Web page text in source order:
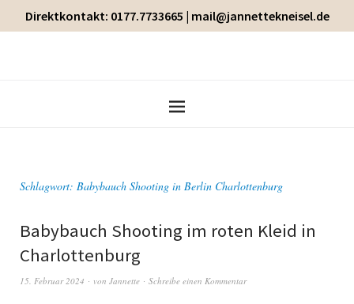
Direktkontakt: 0177.7733665 | mail@jannettekneisel.de
Schlagwort: Babybauch Shooting in Berlin Charlottenburg
Babybauch Shooting im roten Kleid in
Charlottenburg
15. Februar 2024 von Jannette Schreibe einen Kommentar